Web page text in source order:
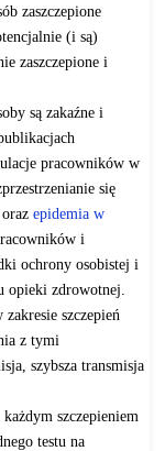
zaszczepione
(i są)
zaszczepione i
są zakaźne i
pracowników w
się
epidemia w
i
ochrony osobistej i
opieki zdrowotnej.
szczepień
z tymi
szybsza transmisja
szczepieniem
testu na